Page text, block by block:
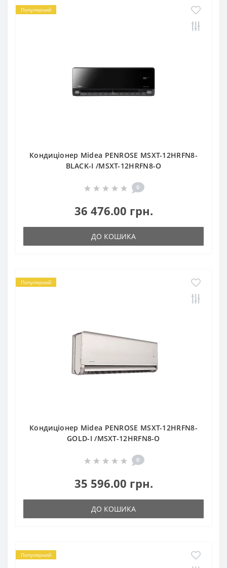
Популярний
Кондиціонер Midea PENROSE MSXT-12HRFN8-
BLACK-I /MSXT-12HRFN8-O
0
36 476.00 грн.
ДО КОШИКА
Популярний
Кондиціонер Midea PENROSE MSXT-12HRFN8-
GOLD-I /MSXT-12HRFN8-O
0
35 596.00 грн.
ДО КОШИКА
Популярний